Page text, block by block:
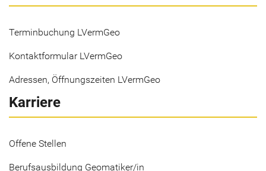
Terminbuchung LVermGeo
Kontaktformular LVermGeo
Adressen, Öffnungszeiten LVermGeo
Karriere
Offene Stellen
Berufsausbildung Geomatiker/in